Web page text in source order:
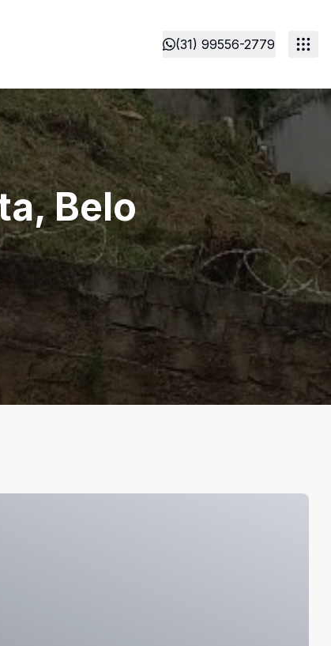
(31) 99556-2779
Belo